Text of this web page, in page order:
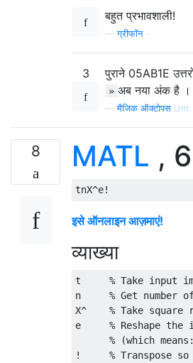
बहुत प्रभावशाली!
—ग्रीफॉन -
3 पुराने 05AB1E
» अब नया अंक है ।
—मैजिक ऑक्टोपस Urn
8 MATL ,
इसे ऑनलाइन आज़माएं!
व्याख्या
t     % Take input
n     % Get number
X^    % Take square
e     % Reshape the
% (which